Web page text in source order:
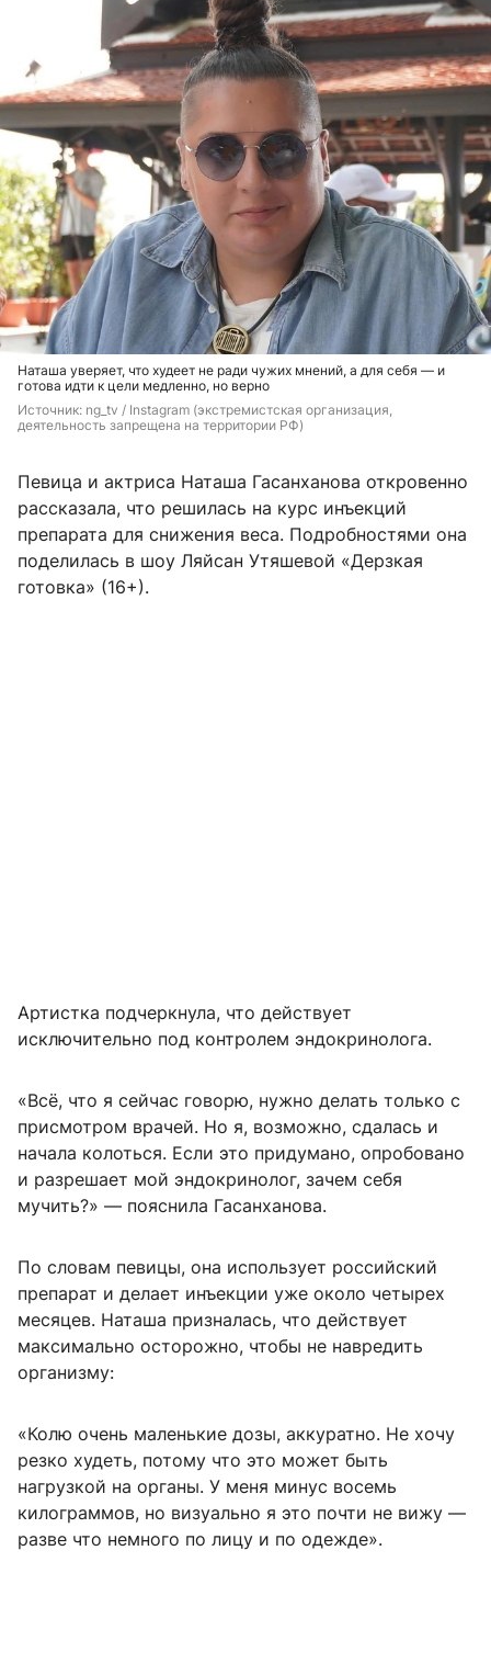
Наташа уверяет, что худеет не ради чужих мнений, а для себя — и
готова идти к цели медленно, но верно
Источник: ng_tv / Instagram (экстремистская организация,
деятельность запрещена на территории РФ)
Певица и актриса Наташа Гасанханова откровенно
рассказала, что решилась на курс инъекций
препарата для снижения веса. Подробностями она
поделилась в шоу Ляйсан Утяшевой «Дерзкая
готовка» (16+).
Артистка подчеркнула, что действует
исключительно под контролем эндокринолога.
«Всё, что я сейчас говорю, нужно делать только с
присмотром врачей. Но я, возможно, сдалась и
начала колоться. Если это придумано, опробовано
и разрешает мой эндокринолог, зачем себя
мучить?» — пояснила Гасанханова.
По словам певицы, она использует российский
препарат и делает инъекции уже около четырех
месяцев. Наташа призналась, что действует
максимально осторожно, чтобы не навредить
организму:
«Колю очень маленькие дозы, аккуратно. Не хочу
резко худеть, потому что это может быть
нагрузкой на органы. У меня минус восемь
килограммов, но визуально я это почти не вижу —
разве что немного по лицу и по одежде».